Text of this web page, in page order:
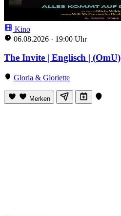
Kino
06.08.2026 · 19:00 Uhr
The Invite | Englisch | (OmU)
Gloria & Gloriette
Merken